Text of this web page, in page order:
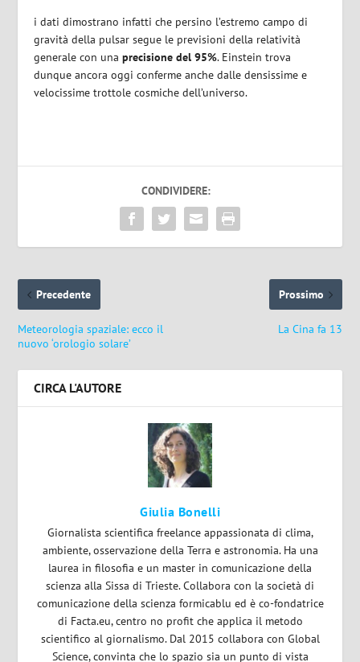
i dati dimostrano infatti che persino l’estremo campo di
gravità della pulsar segue le previsioni della relatività
generale con unaprecisione del 95%. Einstein trova
dunque ancora oggi conferme anche dalle densissime e
velocissime trottole cosmiche dell’universo.
CONDIVIDERE:
Precedente
Meteorologia spaziale: ecco il
nuovo ‘orologio solare’
Prossimo
La Cina fa 13
CIRCA L'AUTORE
Giulia Bonelli
Giornalista scientifica freelance appassionata di clima,
ambiente, osservazione della Terra e astronomia. Ha una
laurea in filosofia e un master in comunicazione della
scienza alla Sissa di Trieste. Collabora con la società di
comunicazione della scienza formicablu ed è co-fondatrice
di Facta.eu, centro no profit che applica il metodo
scientifico al giornalismo. Dal 2015 collabora con Global
Science, convinta che lo spazio sia un punto di vista